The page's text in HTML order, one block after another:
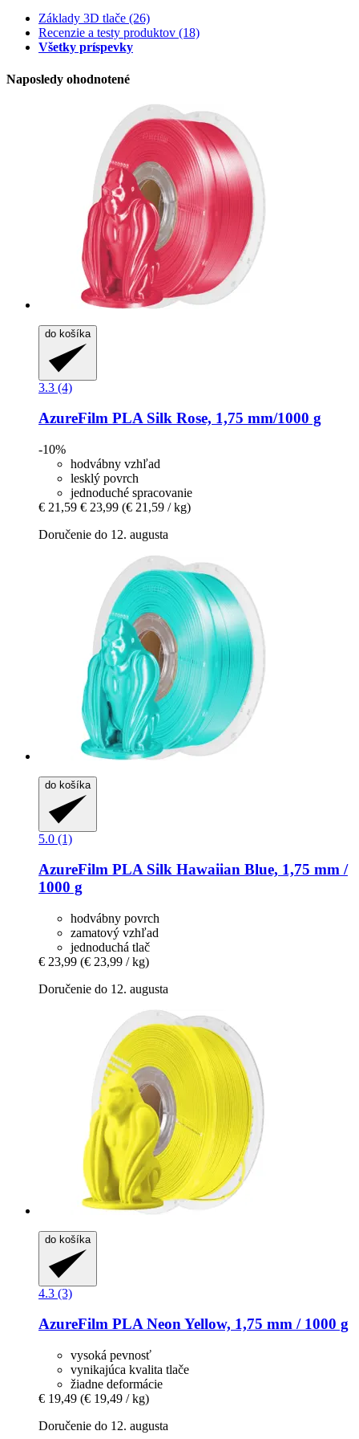
Základy 3D tlače (26)
Recenzie a testy produktov (18)
Všetky príspevky
Naposledy ohodnotené
do košíka
3.3 (4)
AzureFilm PLA Silk Rose, 1,75 mm/1000 g
-10%
hodvábny vzhľad
lesklý povrch
jednoduché spracovanie
€ 21,59 € 23,99 (€ 21,59 / kg)
Doručenie do 12. augusta
do košíka
5.0 (1)
AzureFilm PLA Silk Hawaiian Blue, 1,75 mm /
1000 g
hodvábny povrch
zamatový vzhľad
jednoduchá tlač
€ 23,99 (€ 23,99 / kg)
Doručenie do 12. augusta
do košíka
4.3 (3)
AzureFilm PLA Neon Yellow, 1,75 mm / 1000 g
vysoká pevnosť
vynikajúca kvalita tlače
žiadne deformácie
€ 19,49 (€ 19,49 / kg)
Doručenie do 12. augusta